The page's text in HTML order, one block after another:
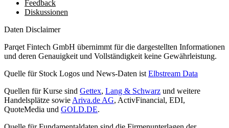
Feedback
Diskussionen
Daten Disclaimer
Parqet Fintech GmbH übernimmt für die dargestellten Informationen
und deren Genauigkeit und Vollständigkeit keine Gewährleistung.
Quelle für Stock Logos und News-Daten ist Elbstream Data
Quellen für Kurse sind Gettex, Lang & Schwarz und weitere
Handelsplätze sowie Ariva.de AG, ActivFinancial, EDI,
QuoteMedia und GOLD.DE.